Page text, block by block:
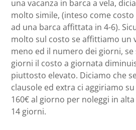
una vacanza in barca a vela,
molto simile, (inteso come
ad una barca affittata in 4-6).
molto sul costo se affittiamo un
meno ed il numero dei giorni,
giorni il costo a giornata
piuttosto elevato. Diciamo che
clausole ed extra ci aggiriamo
160€ al giorno per noleggi in
14 giorni.